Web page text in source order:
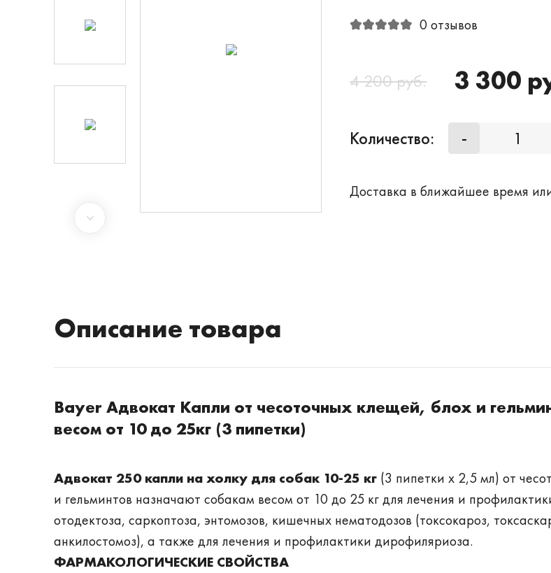
0 отзывов
4 200 руб. 3 300
Количество: -
Доставка в ближайшее время
Описание товара
Bayer Адвокат Капли от чесоточных клещей, блох и
весом от 10 до 25кг (3 пипетки)
Адвокат 250 капли на холку для собак 10-25 кг (3 пипетки х 2,5 мл) от
и гельминтов назначают собакам весом от 10 до 25 кг для лечения и
отодектоза, саркоптоза, энтомозов, кишечных нематодозов (токсокароз,
анкилостомоз), а также для лечения и профилактики дирофиляриоза.
ФАРМАКОЛОГИЧЕСКИЕ СВОЙСТВА